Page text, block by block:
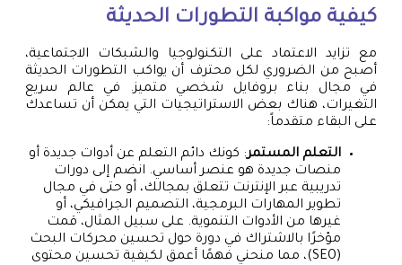
كيفية مواكبة التطورات الحديثة
مع تزايد الاعتماد على التكنولوجيا والشبكات الاجتماعية،
أصبح من الضروري لكل محترف أن يواكب التطورات الحديثة
في مجال بناء بروفايل شخصي متميز. في عالم سريع
التغيرات، هناك بعض الاستراتيجيات التي يمكن أن تساعدك
على البقاء متقدماً:
التعلم المستمر: كونك دائم التعلم عن أدوات جديدة أو
منصات جديدة هو عنصر أساسي. انضم إلى دورات
تدريبية عبر الإنترنت تتعلق بمجالك، أو حتى في مجال
تطوير المهارات البرمجية، التصميم الجرافيكي، أو
غيرها من الأدوات التنموية. على سبيل المثال، قمت
مؤخرًا بالاشتراك في دورة حول تحسين محركات البحث
(SEO)، مما منحني فهمًا أعمق لكيفية تحسين محتوى